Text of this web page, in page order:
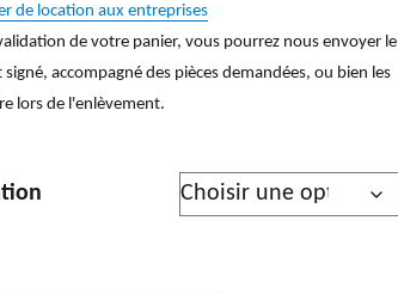
de location aux entreprises
de votre panier, vous pourrez nous envoyer le
accompagné des pièces demandées, ou bien les
lors de l'enlèvement.